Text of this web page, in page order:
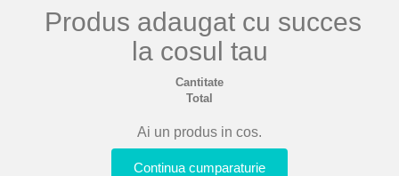
Produs adaugat cu succes
la cosul tau
Cantitate
Total
Ai un produs in cos.
Continua cumparaturie